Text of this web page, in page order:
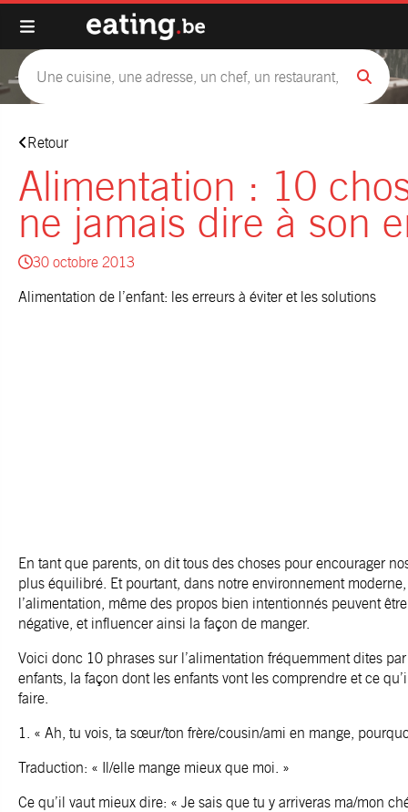
Retour
Alimentation : 10
ne jamais dire à son
30 octobre 2013
Alimentation de l’enfant: les erreurs à éviter et les solutions
En tant que parents, on dit tous des choses pour encourager
plus équilibré. Et pourtant, dans notre environnement
l’alimentation, même des propos bien intentionnés peuvent
négative, et influencer ainsi la façon de manger.
Voici donc 10 phrases sur l’alimentation fréquemment dites
enfants, la façon dont les enfants vont les comprendre et ce
faire.
1. « Ah, tu vois, ta sœur/ton frère/cousin/ami en mange,
Traduction: « Il/elle mange mieux que moi. »
Ce qu’il vaut mieux dire: « Je sais que tu y arriveras ma/mon